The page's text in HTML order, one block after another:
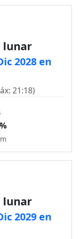
lunar
2028 en
21:18)
lunar
2029 en